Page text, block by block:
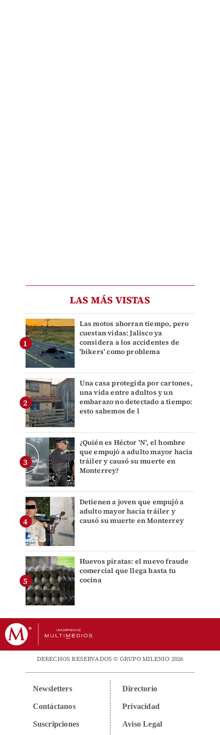
LAS MÁS VISTAS
Las motos ahorran tiempo, pero
cuestan vidas: Jalisco ya
considera a los accidentes de
'bikers' como problema
Una casa protegida por cartones,
una vida entre adultos y un
embarazo no detectado a tiempo:
esto sabemos de l
¿Quién es Héctor 'N', el hombre
que empujó a adulto mayor hacia
tráiler y causó su muerte en
Monterrey?
Detienen a joven que empujó a
adulto mayor hacia tráiler y
causó su muerte en Monterrey
Huevos piratas: el nuevo fraude
comercial que llega hasta tu
cocina
DERECHOS RESERVADOS © GRUPO MILENIO 2026
Newsletters
Contáctanos
Suscripciones
Directorio
Privacidad
Aviso Legal